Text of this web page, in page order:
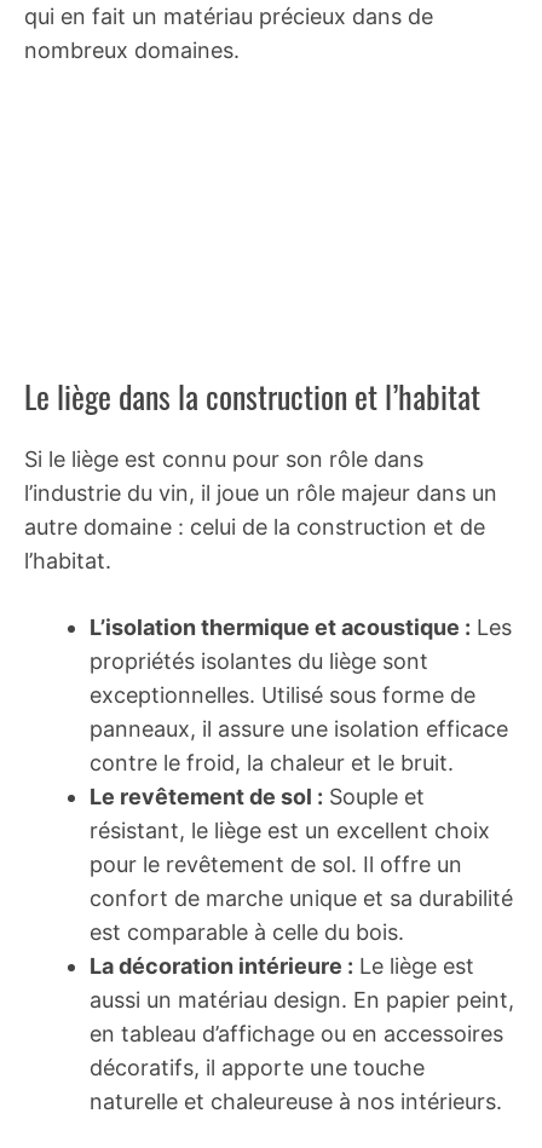
qui en fait un matériau précieux dans de
nombreux domaines.
Le liège dans la construction et l’habitat
Si le liège est connu pour son rôle dans
l’industrie du vin, il joue un rôle majeur dans un
autre domaine : celui de la construction et de
l’habitat.
L’isolation thermique et acoustique : Les
propriétés isolantes du liège sont
exceptionnelles. Utilisé sous forme de
panneaux, il assure une isolation efficace
contre le froid, la chaleur et le bruit.
Le revêtement de sol : Souple et
résistant, le liège est un excellent choix
pour le revêtement de sol. Il offre un
confort de marche unique et sa durabilité
est comparable à celle du bois.
La décoration intérieure : Le liège est
aussi un matériau design. En papier peint,
en tableau d’affichage ou en accessoires
décoratifs, il apporte une touche
naturelle et chaleureuse à nos intérieurs.